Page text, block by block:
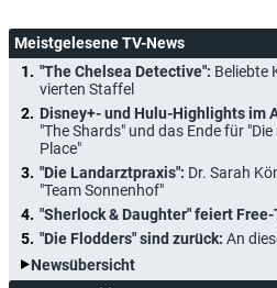
Meistgelesene TV-News
"The Chelsea Detective": Beliebte
vierten Staffel
Disney+- und Hulu-Highlights im
"The Shards" und das Ende für
Place"
"Die Landarztpraxis": Dr. Sarah
"Team Sonnenhof"
"Sherlock & Daughter" feiert
"Die Flodders" sind zurück: An
Newsübersicht